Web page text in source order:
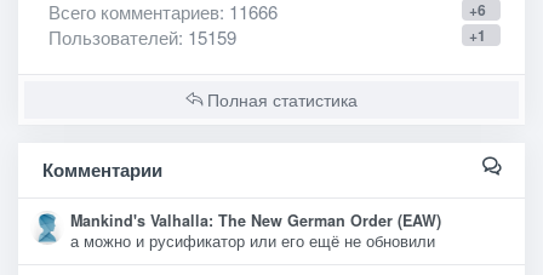
+6
Всего комментариев: 11666
+1
Пользователей: 15159
Полная статистика
Комментарии
Mankind's Valhalla: The New German Order (EAW)
а можно и русификатор или его ещё не обновили